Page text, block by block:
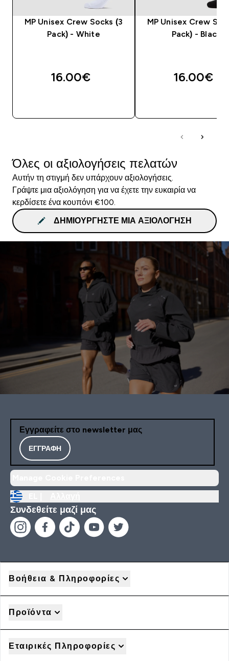
MP Unisex Crew Socks (3
Pack) - White
16.00€‎
MP Unisex Crew
Pack) - Black
16.00€‎
Όλες οι αξιολογήσεις πελατών
Αυτήν τη στιγμή δεν υπάρχουν αξιολογήσεις.
Γράψτε μια αξιολόγηση για να έχετε την ευκαιρία να
κερδίσετε ένα κουπόνι €100.
ΔΗΜΙΟΥΡΓΉΣΤΕ ΜΙΑ ΑΞΙΟΛΌΓΗΣΗ
Εγγραφείτε στο newsletter μας
ΕΓΓΡΑΦΉ
Συνδεθείτε μαζί μας
Βοήθεια & Πληροφορίες
Προϊόντα
Εταιρικές Πληροφορίες